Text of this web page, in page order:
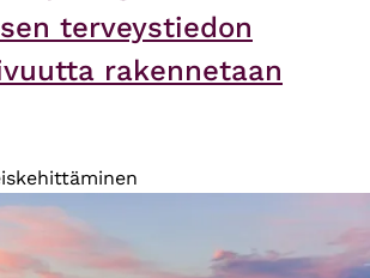
terveystiedon
rakennetaan